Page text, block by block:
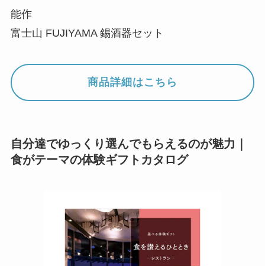
能作
富士山 FUJIYAMA 錫酒器セット
商品詳細はこちら
自分達でゆっくり選んでもらえるのが魅力｜
食がテーマの体験ギフトカタログ